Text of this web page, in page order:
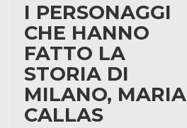
I PERSONAGGI
CHE HANNO
FATTO LA
STORIA DI
MILANO, MARIA
CALLAS